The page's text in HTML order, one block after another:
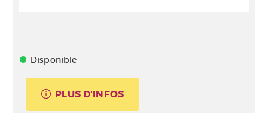
Disponible
PLUS D'INFOS